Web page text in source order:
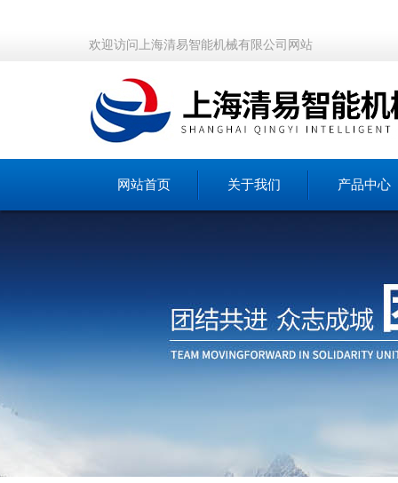
欢迎访问上海清易智能机械有限公司网站
网站首页 关于我们 产品中心